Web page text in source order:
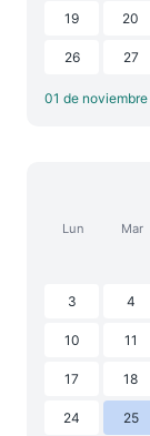
19 20
26 27
01 de noviembre
Lun Mar
3 4
10 11
17 18
24 25